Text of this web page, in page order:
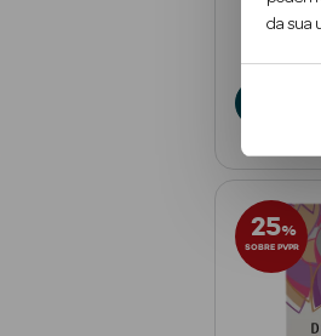
da sua
17
25%
SOBRE PVPR